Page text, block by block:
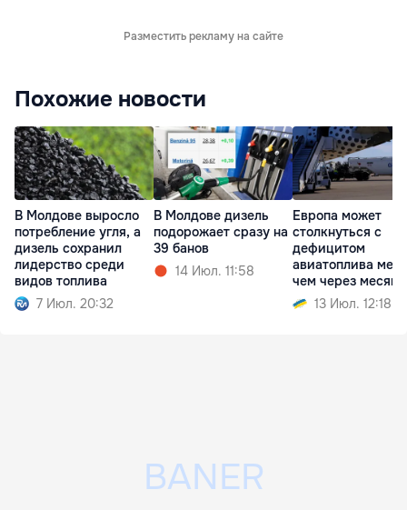
Разместить рекламу на сайте
Похожие новости
В Молдове выросло
потребление угля, а
дизель сохранил
лидерство среди
видов топлива
7 Июл. 20:32
В Молдове дизель
подорожает сразу на
39 банов
14 Июл. 11:58
Европа может
столкнуться с
дефицитом
авиатоплива
чем через месяц
13 Июл. 12:18